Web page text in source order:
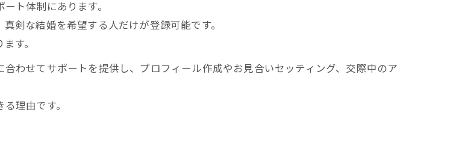
が行うルール違反防止対策の全貌
の体制でルール違反を防ぐ仕組み
を未然に防ぐ結婚相談所の工夫
体制で安心して婚活に臨める理由
ト体制にあります。
剣な結婚を希望する人だけが登録可能です。
す。
わせてサポートを提供し、プロフィール作成やお見合いセッティング、交際中のア
理由です。